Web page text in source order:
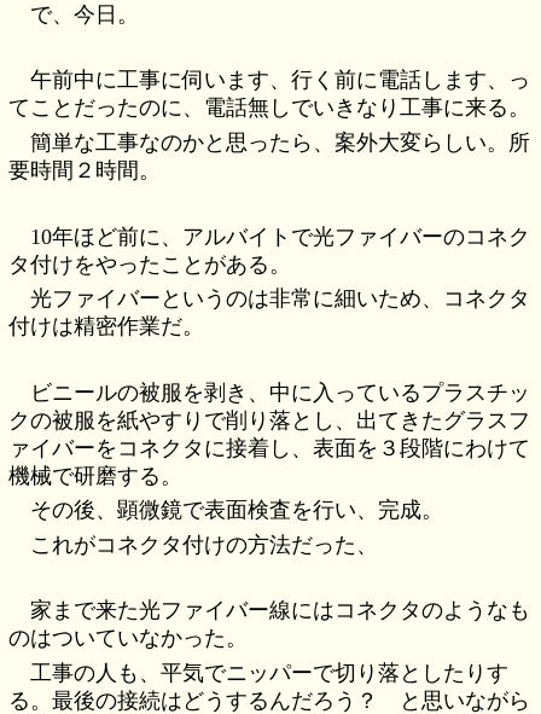
で、今日。
午前中に工事に伺います、行く前に電話します、っ
てことだったのに、電話無しでいきなり工事に来る。
簡単な工事なのかと思ったら、案外大変らしい。所
要時間２時間。
10年ほど前に、アルバイトで光ファイバーのコネク
タ付けをやったことがある。
光ファイバーというのは非常に細いため、コネクタ
付けは精密作業だ。
ビニールの被服を剥き、中に入っているプラスチッ
クの被服を紙やすりで削り落とし、出てきたグラスフ
ァイバーをコネクタに接着し、表面を３段階にわけて
機械で研磨する。
その後、顕微鏡で表面検査を行い、完成。
これがコネクタ付けの方法だった、
家まで来た光ファイバー線にはコネクタのようなも
のはついていなかった。
工事の人も、平気でニッパーで切り落としたりす
る。最後の接続はどうするんだろう？ と思いながら